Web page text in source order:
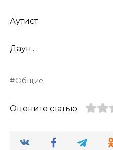
Аутист
Даун..
Общие
Оцените статью